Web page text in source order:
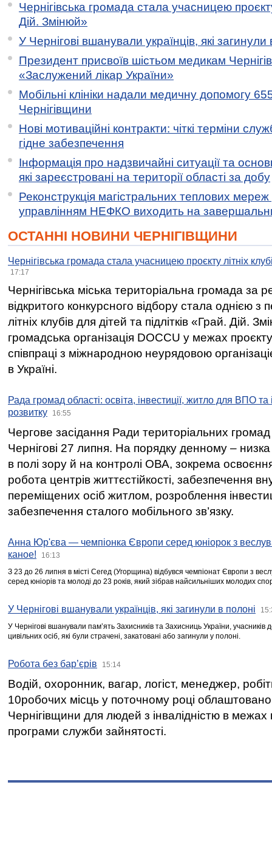
Чернігівська громада стала учасницею
Дій. Змінюй»
У Чернігові вшанували українців, які загинули
Президент присвоїв шістьом медикам
«Заслужений лікар України»
Мобільні клініки надали медичну допомогу
Чернігівщини
Нові мотиваційні контракти: чіткі терміни
гідне забезпечення
Інформація про надзвичайні ситуації та
які зареєстровані на території області за добу
Реконструкція магістральних теплових мереж
управлінням НЕФКО виходить на
ОСТАННІ НОВИНИ ЧЕРНІГІВЩИНИ
Чернігівська громада стала учасницею проєкту літніх
17:17
Чернігівська міська територіальна громада за
відкритого конкурсного відбору стала однією
літніх клубів для дітей та підлітків «Грай. Дій.
громадська організація DOCCU у межах
співпраці з міжнародною неурядовою
в Україні.
Рада громад області: освіта, інвестиції, житло для ВПО
розвитку
16:55
Чергове засідання Ради територіальних громад
Чернігові 27 липня. На порядку денному –
в полі зору й на контролі ОВА, зокрема освоєння
робота центрів життєстійкості, забезпечення
переміщених осіб житлом, розроблення
забезпечення сталого мобільного зв’язку.
Анна Юр'єва — чемпіонка Європи серед юніорок з
каное!
16:13
З 23 до 26 липня в місті Сегед (Угорщина) відбувся чемпіонат Європи з
серед юніорів та молоді до 23 років, який зібрав найсильніших молодих
У Чернігові вшанували українців, які загинули в полоні
У Чернігові вшанували пам’ять Захисників та Захисниць України,
цивільних осіб, які були страчені, закатовані або загинули у полоні.
Робота без бар’єрів 15:14
Водій, охоронник, вагар, логіст, менеджер,
10робочих місць у поточному році
Чернігівщини для людей з інвалідністю в межах
програми служби зайнятості.